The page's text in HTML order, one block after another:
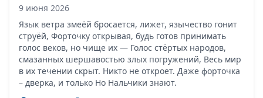
9 июня 2026
Язык ветра змеёй бросается, лижет, язычество гонит
струёй, Форточку открывая, будь готов принимать
голос веков, но чище их — Голос стёртых народов,
смазанных шершавостью злых погружений, Весь мир
в их течении скрыт. Никто не откроет. Даже форточка
– дверка, и только Но Нальчики знают.